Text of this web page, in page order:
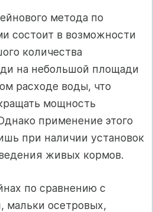
метода по
состоит в возможности
количества
на небольшой площади
расходе воды, что
мощность
применение этого
при наличии установок
живых кормов.
по сравнению с
мальки осетровых,